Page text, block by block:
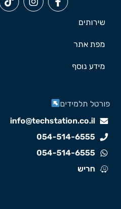
שירותים
מפת אתר
מידע נוסף
info@techstation.co.il
054-514-6555
054-514-6555
חריש
תלמידים